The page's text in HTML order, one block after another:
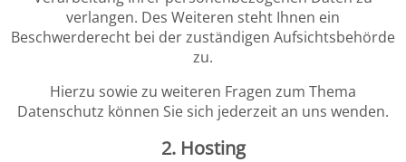
verlangen. Des Weiteren steht Ihnen ein
Beschwerderecht bei der zuständigen Aufsichtsbehörde
zu.
Hierzu sowie zu weiteren Fragen zum Thema
Datenschutz können Sie sich jederzeit an uns wenden.
2. Hosting